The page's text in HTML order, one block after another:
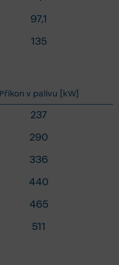
97,1
135
Příkon v palivu [kW]
237
290
336
440
465
511